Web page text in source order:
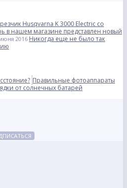
Husqvarna K 3000 Electric со
в нашем магазине представлен новый
2016 Никогда еще не было так
Правильные фотоаппараты
от солнечных батарей